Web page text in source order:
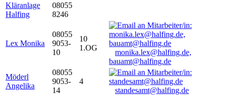
Kläranlage
Halfing
08055
8246
Lex Monika
08055
9053-
10
10
1.OG
monika.lex@halfing.de,
bauamt@halfing.de
Möderl
Angelika
08055
9053-
14
4
standesamt@halfing.de